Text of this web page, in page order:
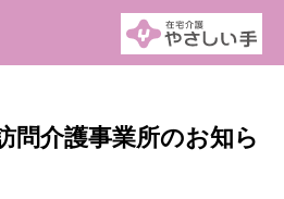
問介護事業所のお知ら